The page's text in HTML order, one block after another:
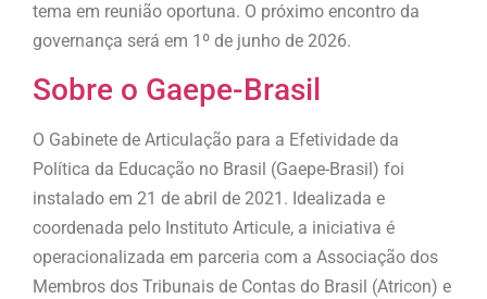
tema em reunião oportuna. O próximo encontro da
governança será em 1º de junho de 2026.
Sobre o Gaepe-Brasil
O Gabinete de Articulação para a Efetividade da
Política da Educação no Brasil (Gaepe-Brasil) foi
instalado em 21 de abril de 2021. Idealizada e
coordenada pelo Instituto Articule, a iniciativa é
operacionalizada em parceria com a Associação dos
Membros dos Tribunais de Contas do Brasil (Atricon) e